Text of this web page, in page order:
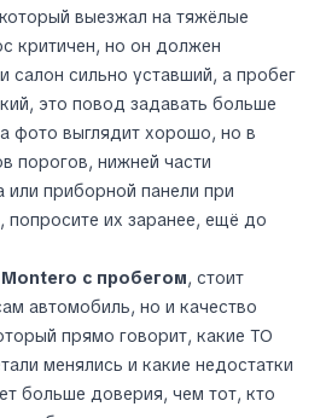
выезжал на тяжёлые
критичен, но он должен
салон сильно уставший, а пробег
это повод задавать больше
фото выглядит хорошо, но в
порогов, нижней части
или приборной панели при
попросите их заранее, ещё до
с пробегом, стоит
автомобиль, но и качество
прямо говорит, какие ТО
менялись и какие недостатки
больше доверия, чем тот, кто